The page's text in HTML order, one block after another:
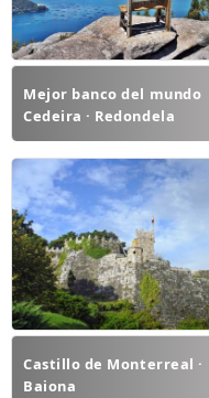
Mejor banco del mundo
Cedeira · Redondela
Castillo de Monterreal ·
Baiona